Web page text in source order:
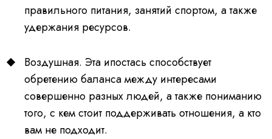
правильного питания, занятий спортом, а также
удержания ресурсов.
Воздушная. Эта ипостась способствует
обретению баланса между интересами
совершенно разных людей, а также пониманию
того, с кем стоит поддерживать отношения, а кто
вам не подходит.